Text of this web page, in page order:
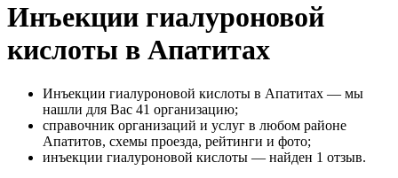
Инъекции гиалуроновой
кислоты в Апатитах
Инъекции гиалуроновой кислоты в Апатитах — мы
нашли для Вас 41 организацию;
справочник организаций и услуг в любом районе
Апатитов, схемы проезда, рейтинги и фото;
инъекции гиалуроновой кислоты — найден 1 отзыв.